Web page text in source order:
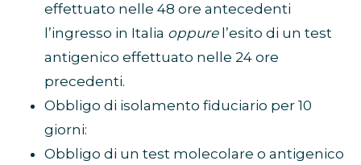
effettuato nelle 48 ore antecedenti
l’ingresso in Italia oppurel’esito di un test
antigenico effettuato nelle 24 ore
precedenti.
Obbligo di isolamento fiduciario per 10
giorni:
Obbligo di un test molecolare o antigenico